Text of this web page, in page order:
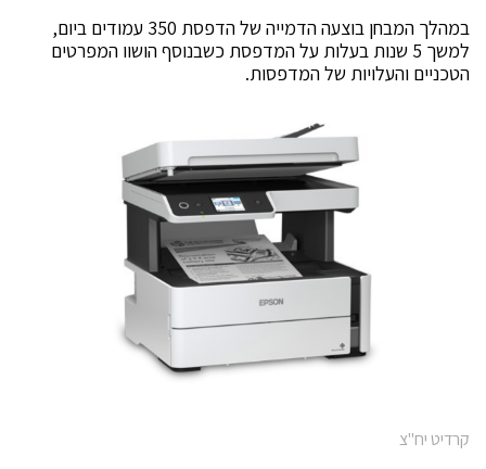
במהלך המבחן בוצעה הדמייה של הדפסת 350 עמודים ביום,
למשך 5 שנות בעלות על המדפסת כשבנוסף הושוו המפרטים
הטכניים והעלויות של המדפסות.
קרדיט יח"צ